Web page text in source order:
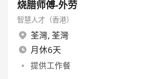
烧腊师傅-外劳
智慧人才（香港）
荃灣, 荃灣
月休6天
提供工作餐